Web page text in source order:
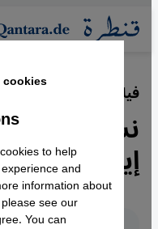
Direkt zum Inhalt springen
فيلم "كعكتي المفضلة"
نساء غير
إيران
English
to help
and
information about
see our
You can